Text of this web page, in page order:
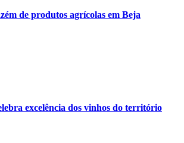
de produtos agrícolas em Beja
excelência dos vinhos do território